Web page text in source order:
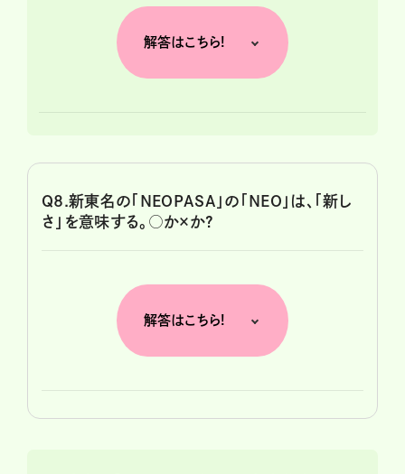
解答はこちら!
Q8.新東名の「NEOPASA」の「NEO」は、「新し
さ」を意味する。○か×か?
解答はこちら!